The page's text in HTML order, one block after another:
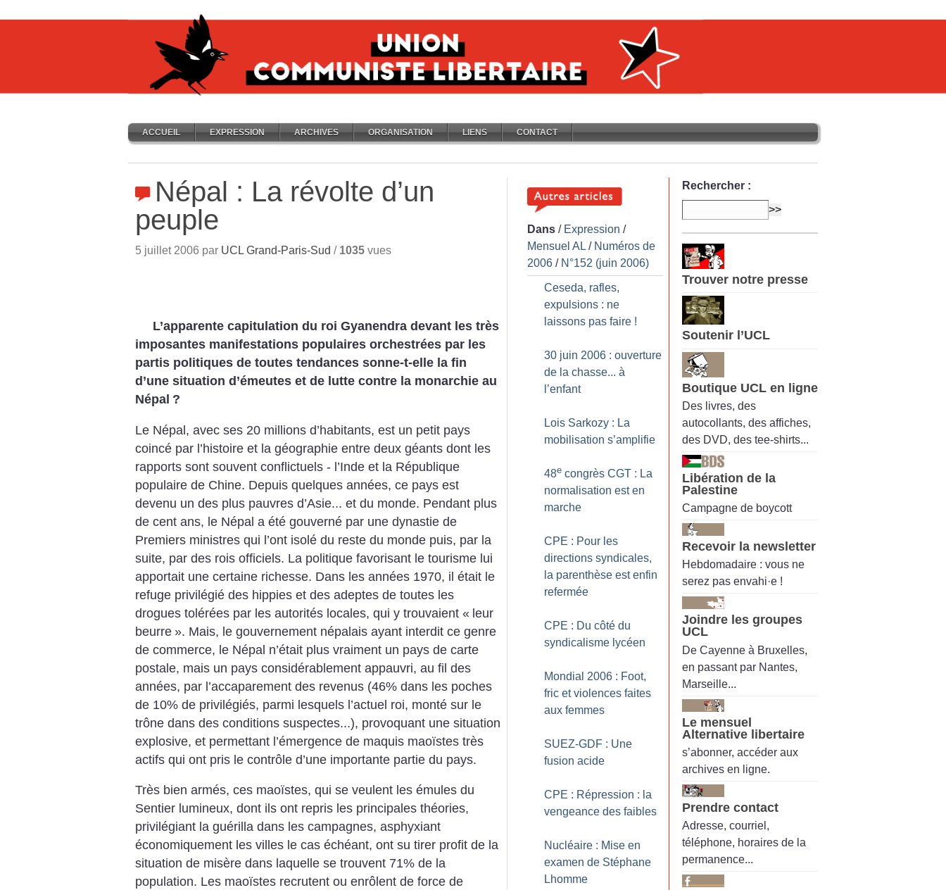
ACCUEIL EXPRESSION ARCHIVES ORGANISATION LIENS CONTACT
Népal : La révolte d’un
peuple
5 juillet 2006 par UCL Grand-Paris-Sud / 1035 vues
L’apparente capitulation du roi Gyanendra devant les très
imposantes manifestations populaires orchestrées par les
partis politiques de toutes tendances sonne-t-elle la fin
d’une situation d’émeutes et de lutte contre la monarchie au
Népal ?
Le Népal, avec ses 20 millions d’habitants, est un petit pays
coincé par l’histoire et la géographie entre deux géants dont les
rapports sont souvent conflictuels - l’Inde et la République
populaire de Chine. Depuis quelques années, ce pays est
devenu un des plus pauvres d’Asie... et du monde. Pendant plus
de cent ans, le Népal a été gouverné par une dynastie de
Premiers ministres qui l’ont isolé du reste du monde puis, par la
suite, par des rois officiels. La politique favorisant le tourisme lui
apportait une certaine richesse. Dans les années 1970, il était le
refuge privilégié des hippies et des adeptes de toutes les
drogues tolérées par les autorités locales, qui y trouvaient « leur
beurre ». Mais, le gouvernement népalais ayant interdit ce genre
de commerce, le Népal n’était plus vraiment un pays de carte
postale, mais un pays considérablement appauvri, au fil des
années, par l’accaparement des revenus (46% dans les poches
de 10% de privilégiés, parmi lesquels l’actuel roi, monté sur le
trône dans des conditions suspectes...), provoquant une situation
explosive, et permettant l’émergence de maquis maoïstes très
actifs qui ont pris le contrôle d’une importante partie du pays.
Très bien armés, ces maoïstes, qui se veulent les émules du
Sentier lumineux, dont ils ont repris les principales théories,
privilégiant la guérilla dans les campagnes, asphyxiant
économiquement les villes le cas échéant, ont su tirer profit de la
situation de misère dans laquelle se trouvent 71% de la
population. Les maoïstes recrutent ou enrôlent de force de
Dans / Expression /
Mensuel AL / Numéros de
2006 / N°152 (juin 2006)
Ceseda, rafles,
expulsions : ne
laissons pas faire !
30 juin 2006 : ouverture
de la chasse... à
l’enfant
Lois Sarkozy : La
mobilisation s’amplifie
48e congrès CGT : La
normalisation est en
marche
CPE : Pour les
directions syndicales,
la parenthèse est enfin
refermée
CPE : Du côté du
syndicalisme lycéen
Mondial 2006 : Foot,
fric et violences faites
aux femmes
SUEZ-GDF : Une
fusion acide
CPE : Répression : la
vengeance des faibles
Nucléaire : Mise en
examen de Stéphane
Lhomme
Rechercher :
Trouver notre presse
Soutenir l’UCL
Boutique UCL en ligne
Des livres, des
autocollants, des affiches,
des DVD, des tee-shirts...
Libération de la
Palestine
Campagne de boycott
Recevoir la newsletter
Hebdomadaire : vous ne
serez pas envahi·e !
Joindre les groupes
UCL
De Cayenne à Bruxelles,
en passant par Nantes,
Marseille...
Le mensuel
Alternative libertaire
s’abonner, accéder aux
archives en ligne.
Prendre contact
Adresse, courriel,
téléphone, horaires de la
permanence...